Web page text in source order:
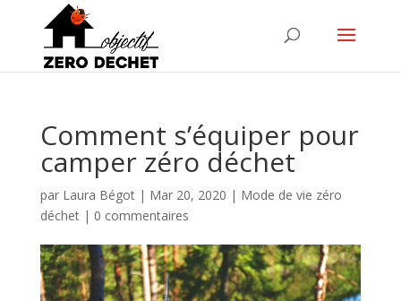
Comment s’équiper pour
camper zéro déchet
par Laura Bégot| Mar 20, 2020 | Mode de vie zéro
déchet| 0 commentaires